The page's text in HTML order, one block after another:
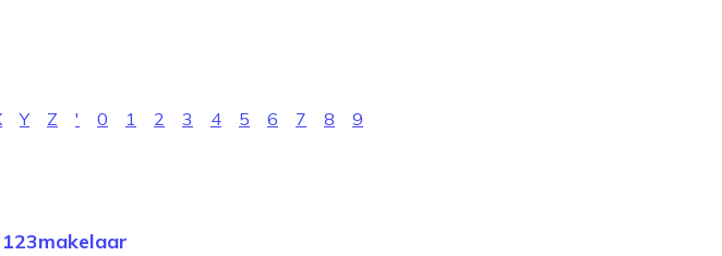
Y Z ' 0 1 2 3 4 5 6 7 8 9
123makelaar